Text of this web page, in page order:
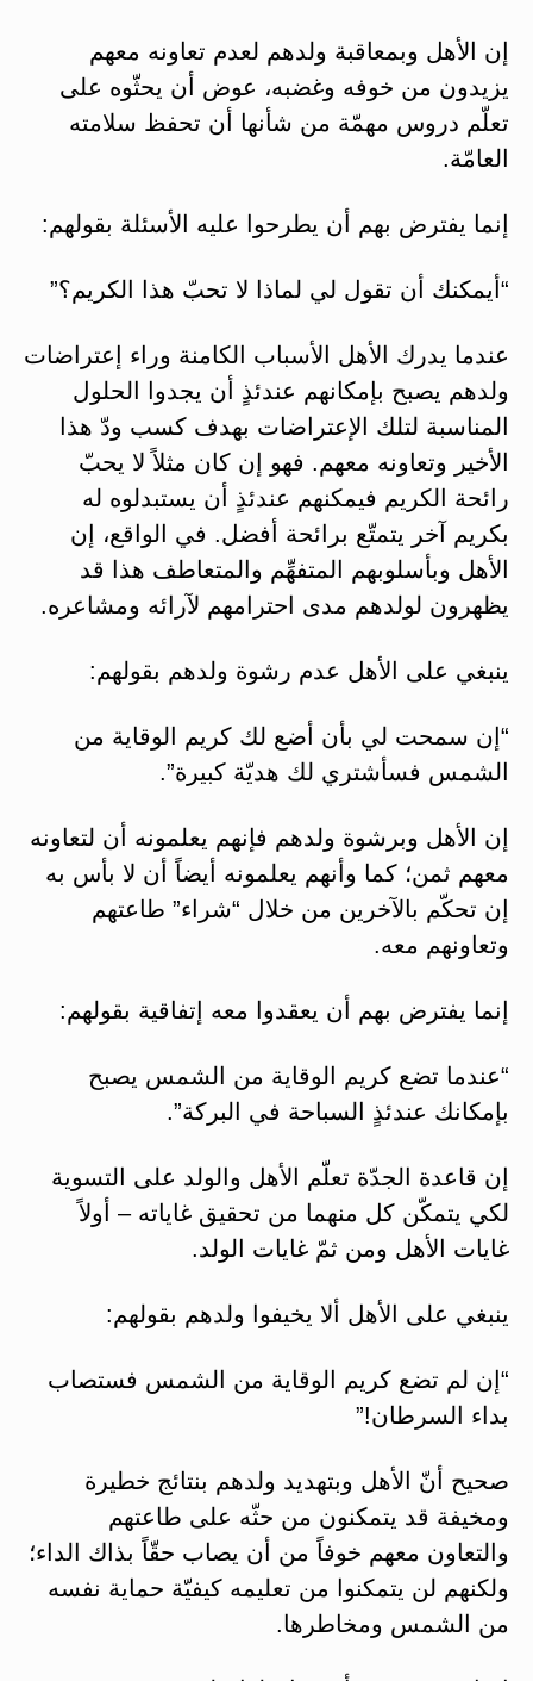
إن الأهل وبمعاقبة ولدهم لعدم تعاونه معهم
يزيدون من خوفه وغضبه، عوض أن يحثّوه على
تعلّم دروس مهمّة من شأنها أن تحفظ سلامته
العامّة.
إنما يفترض بهم أن يطرحوا عليه الأسئلة بقولهم:
“أيمكنك أن تقول لي لماذا لا تحبّ هذا الكريم؟”
عندما يدرك الأهل الأسباب الكامنة وراء إعتراضات
ولدهم يصبح بإمكانهم عندئذٍ أن يجدوا الحلول
المناسبة لتلك الإعتراضات بهدف كسب ودّ هذا
الأخير وتعاونه معهم. فهو إن كان مثلاً لا يحبّ
رائحة الكريم فيمكنهم عندئذٍ أن يستبدلوه له
بكريم آخر يتمتّع برائحة أفضل. في الواقع، إن
الأهل وبأسلوبهم المتفهِّم والمتعاطف هذا قد
يظهرون لولدهم مدى احترامهم لآرائه ومشاعره.
ينبغي على الأهل عدم رشوة ولدهم بقولهم:
“إن سمحت لي بأن أضع لك كريم الوقاية من
الشمس فسأشتري لك هديّة كبيرة”.
إن الأهل وبرشوة ولدهم فإنهم يعلمونه أن لتعاونه
معهم ثمن؛ كما وأنهم يعلمونه أيضاً أن لا بأس به
إن تحكّم بالآخرين من خلال “شراء” طاعتهم
وتعاونهم معه.
إنما يفترض بهم أن يعقدوا معه إتفاقية بقولهم:
“عندما تضع كريم الوقاية من الشمس يصبح
بإمكانك عندئذٍ السباحة في البركة”.
إن قاعدة الجدّة تعلّم الأهل والولد على التسوية
لكي يتمكّن كل منهما من تحقيق غاياته – أولاً
غايات الأهل ومن ثمّ غايات الولد.
ينبغي على الأهل ألا يخيفوا ولدهم بقولهم:
“إن لم تضع كريم الوقاية من الشمس فستصاب
بداء السرطان!”
صحيح أنّ الأهل وبتهديد ولدهم بنتائج خطيرة
ومخيفة قد يتمكنون من حثّه على طاعتهم
والتعاون معهم خوفاً من أن يصاب حقّاً بذاك الداء؛
ولكنهم لن يتمكنوا من تعليمه كيفيّة حماية نفسه
من الشمس ومخاطرها.